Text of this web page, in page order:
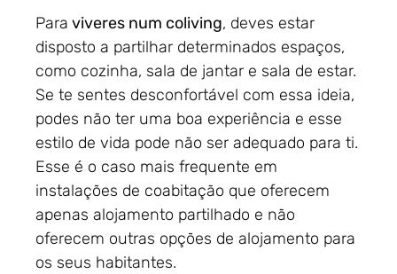
Para viveres num coliving, deves estar
disposto a partilhar determinados espaços,
como cozinha, sala de jantar e sala de estar.
Se te sentes desconfortável com essa ideia,
podes não ter uma boa experiência e esse
estilo de vida pode não ser adequado para ti.
Esse é o caso mais frequente em
instalações de coabitação que oferecem
apenas alojamento partilhado e não
oferecem outras opções de alojamento para
os seus habitantes.